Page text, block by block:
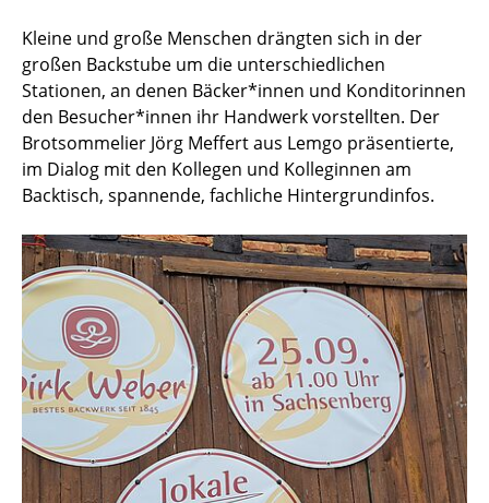
Kleine und große Menschen drängten sich in der
großen Backstube um die unterschiedlichen
Stationen, an denen Bäcker*innen und Konditorinnen
den Besucher*innen ihr Handwerk vorstellten. Der
Brotsommelier Jörg Meffert aus Lemgo präsentierte,
im Dialog mit den Kollegen und Kolleginnen am
Backtisch, spannende, fachliche Hintergrundinfos.